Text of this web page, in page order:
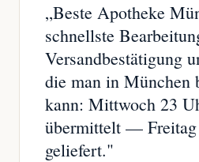
„Beste Apotheke
schnellste
Versandbestätigung
die man in München
kann: Mittwoch 23
übermittelt —
geliefert."